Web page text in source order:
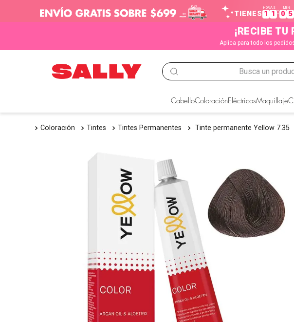
TIENES
HORAS
1 1 :
MIN
0 5
¡RECIBE
Aplica para todo los
Busca
CabelloColoraciónEléctricosMaquillaje
Coloración Tintes Tintes Permanentes Tinte permanente Yellow 7.35
TÉRMINOS MÁS BUSCADOS
2. igora
ion
olaplex
manic panic
tocobo
protectores termicos
10. naked hair